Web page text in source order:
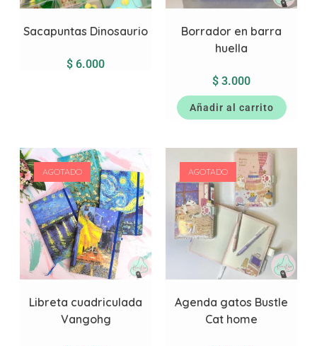
Sacapuntas Dinosaurio
$ 6.000
Borrador en barra
huella
$ 3.000
Añadir al carrito
AGOTADO
Libreta cuadriculada
Vangohg
AGOTADO
Agenda gatos Bustle
Cat home